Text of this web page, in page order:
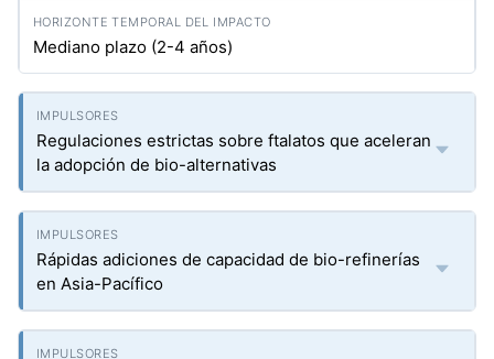
Mediano plazo (2-4 años)
Regulaciones estrictas sobre ftalatos que aceleran
la adopción de bio-alternativas
Rápidas adiciones de capacidad de bio-refinerías
en Asia-Pacífico